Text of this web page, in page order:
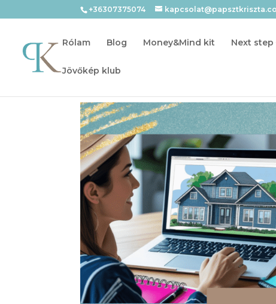
+36307375074
Rólam Blog Money&Mind kit Next
Jövőkép klub